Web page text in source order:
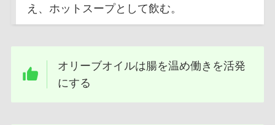
え、ホットスープとして飲む。
オリーブオイルは腸を温め働きを活発
にする